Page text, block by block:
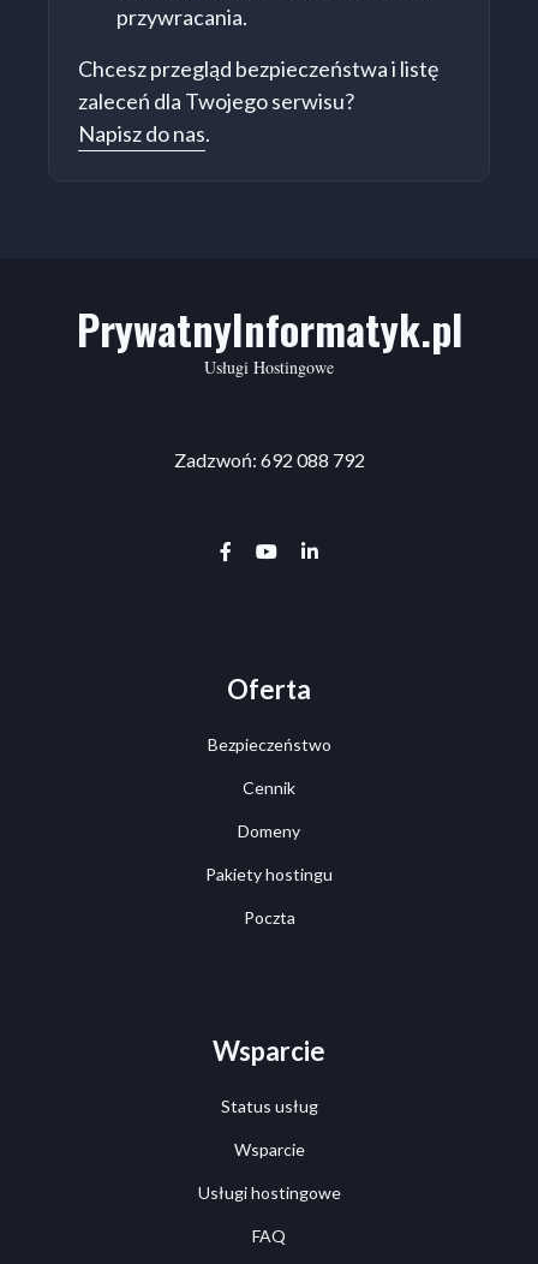
przywracania.
Chcesz przegląd bezpieczeństwa i listę
zaleceń dla Twojego serwisu?
Napisz do nas.
PrywatnyInformatyk.pl
Usługi Hostingowe
Zadzwoń: 692 088 792
facebook-f
youtube
linkedin-in
Oferta
Bezpieczeństwo
Cennik
Domeny
Pakiety hostingu
Poczta
Wsparcie
Status usług
Wsparcie
Usługi hostingowe
FAQ